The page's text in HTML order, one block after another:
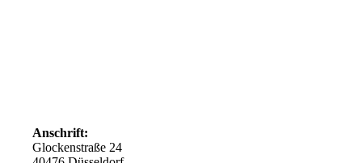
Anschrift:
Glockenstraße 24